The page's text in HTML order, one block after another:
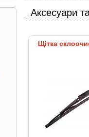
Аксесуари
Щітка